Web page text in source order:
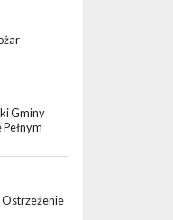
Gminy